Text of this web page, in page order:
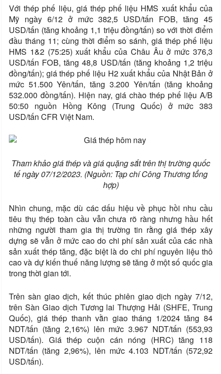
Với thép phế liệu, giá thép phế liệu HMS xuất khẩu của
Mỹ ngày 6/12 ở mức 382,5 USD/tấn FOB, tăng 45
USD/tấn (tăng khoảng 1,1 triệu đồng/tấn) so với thời điểm
đầu tháng 11; cùng thời điểm so sánh, giá thép phế liệu
HMS 1&2 (75:25) xuất khẩu của Châu Âu ở mức 376,3
USD/tấn FOB, tăng 48,8 USD/tấn (tăng khoảng 1,2 triệu
đồng/tấn); giá thép phế liệu H2 xuất khẩu của Nhật Bản ở
mức 51.500 Yên/tấn, tăng 3.200 Yên/tấn (tăng khoảng
532.000 đồng/tấn). Hiện nay, giá chào thép phế liệu A/B
50:50 nguồn Hồng Kông (Trung Quốc) ở mức 383
USD/tấn CFR Việt Nam.
Tham khảo giá thép và giá quặng sắt trên thị trường quốc
tế ngày 07/12/2023. (Nguồn: Tạp chí Công Thương tổng
hợp)
Nhìn chung, mặc dù các dấu hiệu về phục hồi nhu cầu
tiêu thụ thép toàn cầu vẫn chưa rõ ràng nhưng hầu hết
những người tham gia thị trường tin rằng giá thép xây
dựng sẽ vẫn ở mức cao do chi phí sản xuất của các nhà
sản xuất thép tăng, đặc biệt là do chi phí nguyên liệu thô
cao và dự kiến thuế năng lượng sẽ tăng ở một số quốc gia
trong thời gian tới.
Trên sàn giao dịch, kết thúc phiên giao dịch ngày 7/12,
trên Sàn Giao dịch Tương lai Thượng Hải (SHFE, Trung
Quốc), giá thép thanh vằn giao tháng 1/2024 tăng 84
NDT/tấn (tăng 2,16%) lên mức 3.967 NDT/tấn (553,93
USD/tấn). Giá thép cuộn cán nóng (HRC) tăng 118
NDT/tấn (tăng 2,96%), lên mức 4.103 NDT/tấn (572,92
USD/tấn).